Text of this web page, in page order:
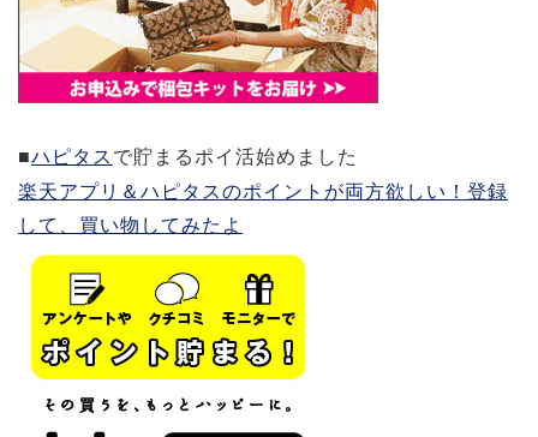
■ハピタス で貯まるポイ活始めました
楽天アプリ＆ハピタスのポイントが両方欲しい！登録
して、買い物してみたよ